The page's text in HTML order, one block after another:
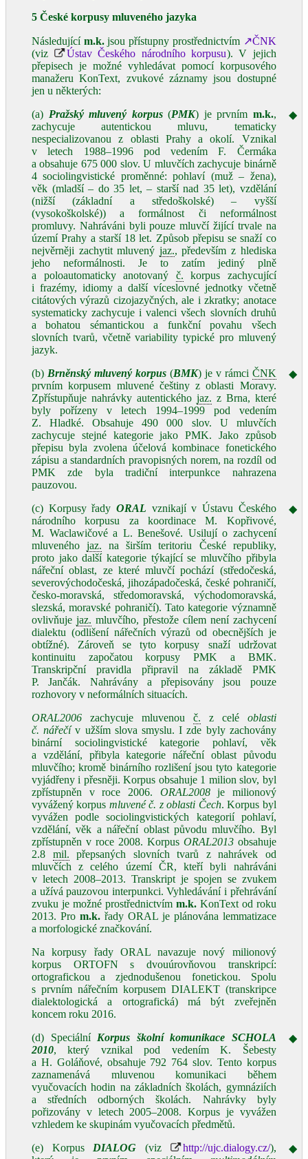
5 České korpusy mluveného jazyka
Následující m.k.jsou přístupny prostřednictvím ↗ČNK
(viz
Ústav Českého národního korpusu). V jejich
přepisech je možné vyhledávat pomocí korpusového
manažeru KonText, zvukové záznamy jsou dostupné
jen u některých:
(a) Pražský mluvený korpus(PMK) je prvním m.k.,
zachycuje autentickou mluvu, tematicky
nespecializovanou z oblasti Prahy a okolí. Vznikal
v letech 1988–1996 pod vedením F. Čermáka
a obsahuje 675 000 slov. U mluvčích zachycuje binárně
4 sociolingvistické proměnné: pohlaví (muž – žena),
věk (mladší – do 35 let, – starší nad 35 let), vzdělání
(nižší (základní a středoškolské) – vyšší
(vysokoškolské)) a formálnost či neformálnost
promluvy. Nahráváni byli pouze mluvčí žijící trvale na
území Prahy a starší 18 let. Způsob přepisu se snaží co
nejvěrněji zachytit mluvený jaz., především z hlediska
jeho neformálnosti. Je to zatím jediný plně
a poloautomaticky anotovaný č. korpus zachycující
i frazémy, idiomy a další víceslovné jednotky včetně
citátových výrazů cizojazyčných, ale i zkratky; anotace
systematicky zachycuje i valenci všech slovních druhů
a bohatou sémantickou a funkční povahu všech
slovních tvarů, včetně variability typické pro mluvený
jazyk.
(b) Brněnský mluvený korpus(BMK) je v rámci ČNK
prvním korpusem mluvené češtiny z oblasti Moravy.
Zpřístupňuje nahrávky autentického jaz. z Brna, které
byly pořízeny v letech 1994–1999 pod vedením
Z. Hladké. Obsahuje 490 000 slov. U mluvčích
zachycuje stejné kategorie jako PMK. Jako způsob
přepisu byla zvolena účelová kombinace fonetického
zápisu a standardních pravopisných norem, na rozdíl od
PMK zde byla tradiční interpunkce nahrazena
pauzovou.
(c) Korpusy řadyORAL vznikají v Ústavu Českého
národního korpusu za koordinace M. Kopřivové,
M. Waclawičové a L. Benešové. Usilují o zachycení
mluvenéhojaz. na širším teritoriu České republiky,
proto jako další kategorie týkající se mluvčího přibyla
nářeční oblast, ze které mluvčí pochází (středočeská,
severovýchodočeská, jihozápadočeská, české pohraničí,
česko‑moravská, středomoravská, východomoravská,
slezská, moravské pohraničí). Tato kategorie významně
ovlivňuje jaz. mluvčího, přestože cílem není zachycení
dialektu (odlišení nářečních výrazů od obecnějších je
obtížné). Zároveň se tyto korpusy snaží udržovat
kontinuitu započatou korpusy PMK a BMK.
Transkripční pravidla připravil na základě PMK
P. Jančák. Nahrávány a přepisovány jsou pouze
rozhovory v neformálních situacích.
ORAL2006 zachycuje mluvenou č. z celé oblasti
č. nářečív užším slova smyslu. I zde byly zachovány
binární sociolingvistické kategorie pohlaví, věk
a vzdělání, přibyla kategorie nářeční oblast původu
mluvčího; kromě binárního rozlišení jsou tyto kategorie
vyjádřeny i přesněji. Korpus obsahuje 1 milion slov, byl
zpřístupněn v roce 2006. ORAL2008je milionový
vyvážený korpus mluvené č. z oblasti Čech. Korpus byl
vyvážen podle sociolingvistických kategorií pohlaví,
vzdělání, věk a nářeční oblast původu mluvčího. Byl
zpřístupněn v roce 2008. Korpus ORAL2013obsahuje
2.8 mil. přepsaných slovních tvarů z nahrávek od
mluvčích z celého území ČR, kteří byli nahráváni
v letech 2008–2013. Transkript je spojen se zvukem
a užívá pauzovou interpunkci. Vyhledávání i přehrávání
zvuku je možné prostřednictvím m.k.KonText od roku
2013. Pro m.k.řady ORAL je plánována lemmatizace
a morfologické značkování.
Na korpusy řady ORAL navazuje nový milionový
korpus ORTOFN s dvouúrovňovou transkripcí:
ortografickou a zjednodušenou fonetickou. Spolu
s prvním nářečním korpusem DIALEKT (transkripce
dialektologická a ortografická) má být zveřejněn
koncem roku 2016.
(d) Speciální Korpus školní komunikace SCHOLA
2010, který vznikal pod vedením K. Šebesty
a H. Goláňové, obsahuje 792 764 slov. Tento korpus
zaznamenává mluvenou komunikaci během
vyučovacích hodin na základních školách, gymnáziích
a středních odborných školách. Nahrávky byly
pořizovány v letech 2005–2008. Korpus je vyvážen
vzhledem ke skupinám vyučovacích předmětů.
(e) Korpus DIALOG (viz http://ujc.dialogy.cz/),
◆
◆
◆
◆
◆